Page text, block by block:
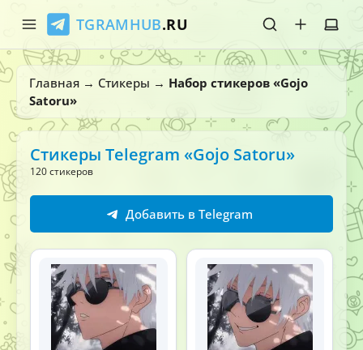
TGRAMHUB.RU
Главная
Стикеры
Главная → Стикеры → Набор стикеров «Gojo
Satoru»
Стикеры Telegram «Gojo Satoru»
120 стикеров
Добавить в Telegram